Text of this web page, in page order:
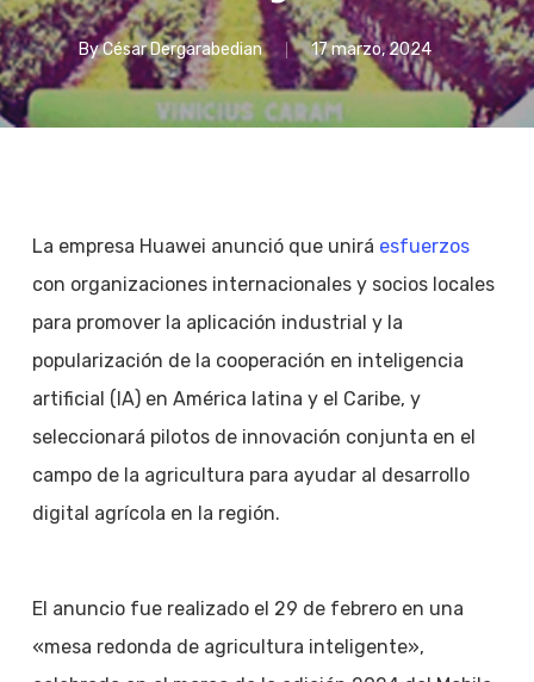
ByCésar Dergarabedian 17 marzo, 2024
La empresa Huawei anunció que unirá esfuerzos
con organizaciones internacionales y socios locales
para promover la aplicación industrial y la
popularización de la cooperación en inteligencia
artificial (IA) en América latina y el Caribe, y
seleccionará pilotos de innovación conjunta en el
campo de la agricultura para ayudar al desarrollo
digital agrícola en la región.
El anuncio fue realizado el 29 de febrero en una
«mesa redonda de agricultura inteligente»,